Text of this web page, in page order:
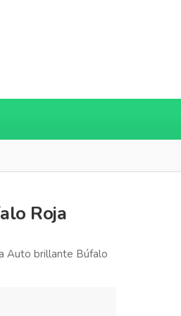
Roja
Auto brillante Búfalo